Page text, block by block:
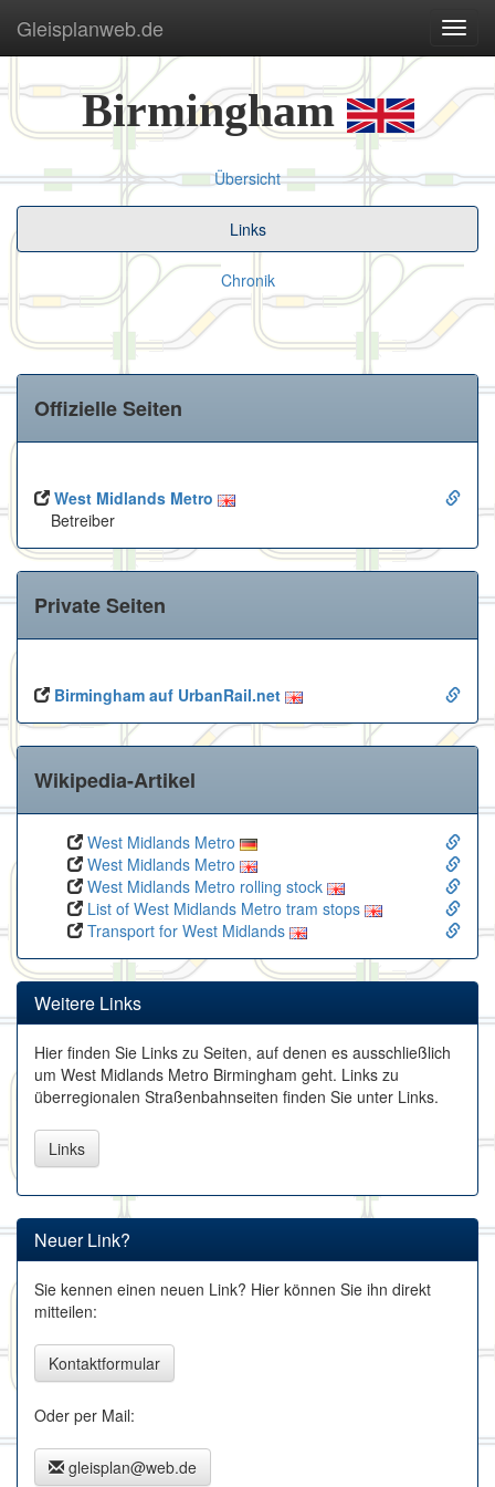
ein-/
Gleisplanweb.de
Birmingham
Übersicht
Links
Chronik
Offizielle Seiten
West Midlands Metro
Betreiber
Private Seiten
Birmingham auf UrbanRail.net
Wikipedia-Artikel
West Midlands Metro
West Midlands Metro
West Midlands Metro rolling stock
List of West Midlands Metro tram stops
Transport for West Midlands
Weitere Links
Hier finden Sie Links zu Seiten, auf denen es ausschließlich
um West Midlands Metro Birmingham geht. Links zu
überregionalen Straßenbahnseiten finden Sie unter Links.
Links
Neuer Link?
Sie kennen einen neuen Link? Hier können Sie ihn direkt
mitteilen:
Kontaktformular
Oder per Mail:
gleisplan@web.de